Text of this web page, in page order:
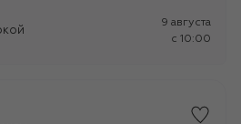
9 августа
c 10:00